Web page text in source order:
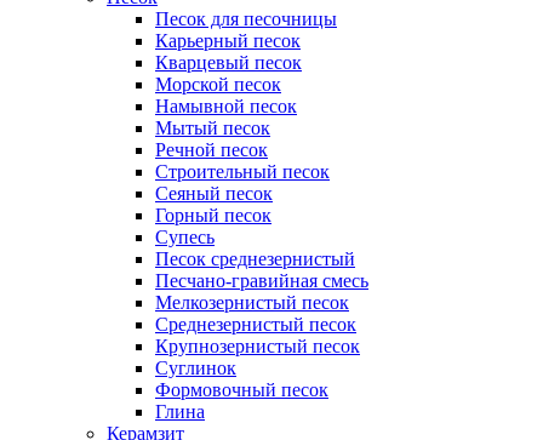
Песок для песочницы
Карьерный песок
Кварцевый песок
Морской песок
Намывной песок
Мытый песок
Речной песок
Строительный песок
Сеяный песок
Горный песок
Супесь
Песок среднезернистый
Песчано-гравийная смесь
Мелкозернистый песок
Среднезернистый песок
Крупнозернистый песок
Суглинок
Формовочный песок
Глина
Керамзит